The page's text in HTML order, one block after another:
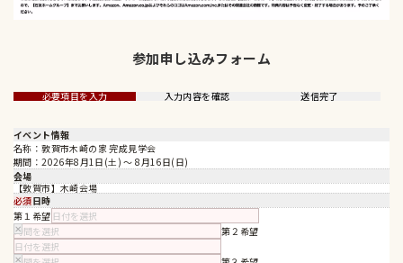
参加申し込みフォーム
必要項目を入力 入力内容を確認 送信完了
イベント情報
名称：敦賀市木崎の家 完成見学会
期間：2026年8月1日(土) 〜 8月16日(日)
会場
【敦賀市】木崎会場
希望日時
必須
第１希望
✕
第２希望
✕